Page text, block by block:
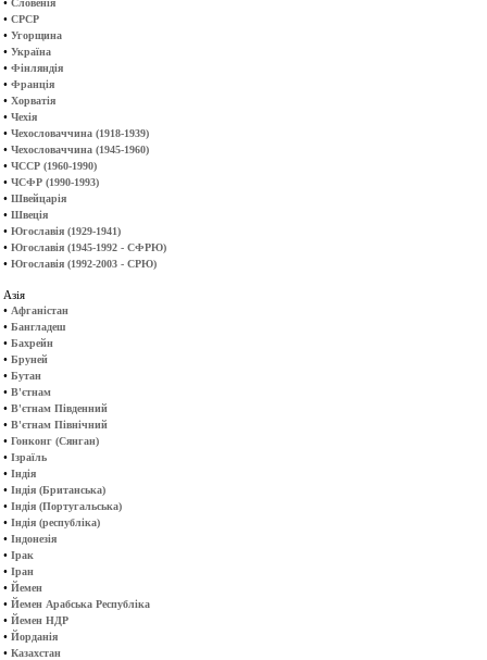
Словенія
• СРСР
• Угорщина
• Україна
• Фінляндія
• Франція
• Хорватія
• Чехія
• Чехословаччина (1918-1939)
• Чехословаччина (1945-1960)
• ЧССР (1960-1990)
• ЧСФР (1990-1993)
• Швейцарія
• Швеція
• Югославія (1929-1941)
• Югославія (1945-1992 - СФРЮ)
• Югославія (1992-2003 - СРЮ)
Азія
• Афганістан
• Бангладеш
• Бахрейн
• Бруней
• Бутан
• В'єтнам
• В'єтнам Південний
• В'єтнам Північний
• Гонконг (Сянган)
• Ізраїль
• Індія
• Індія (Британська)
• Індія (Португальська)
• Індія (республіка)
• Індонезія
• Ірак
• Іран
• Йемен
• Йемен Арабська Республіка
• Йемен НДР
• Йорданія
• Казахстан